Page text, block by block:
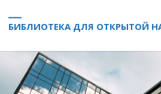
БИБЛИОТЕКА ДЛЯ ОТКРЫТОЙ